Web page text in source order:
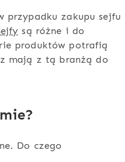
przypadku zakupu sejfu
są różne i do
produktów potrafią
mają z tą branżą do
Do czego